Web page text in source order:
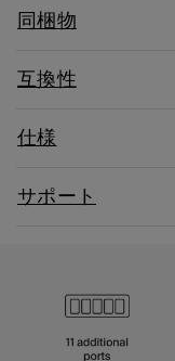
同梱物
互換性
仕様
サポート